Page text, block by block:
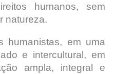
humanos, sem
natureza.
humanistas, em uma
e intercultural, em
ampla, integral e